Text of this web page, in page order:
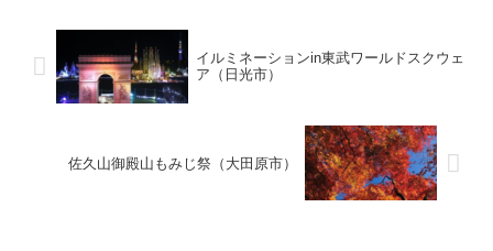
イルミネーションin東武ワールドスクウェ
ア（日光市）
佐久山御殿山もみじ祭（大田原市）